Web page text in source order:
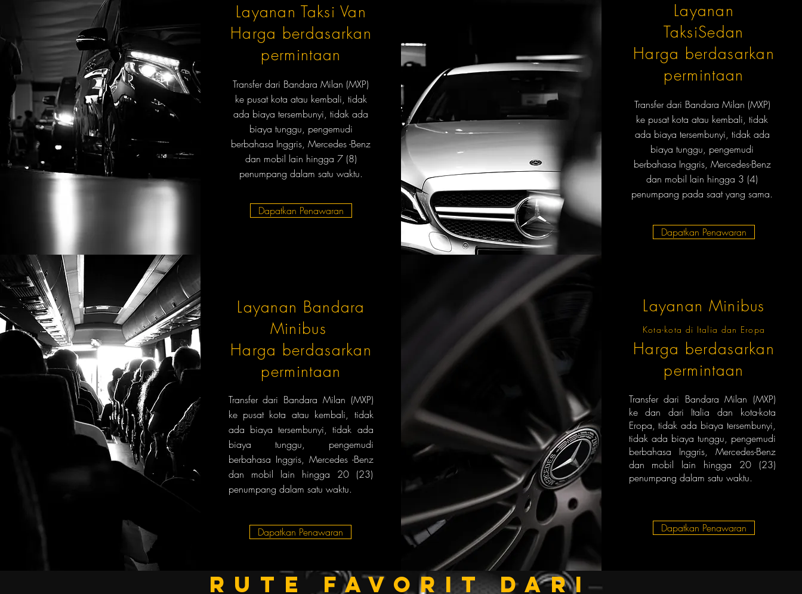
Layanan Taksi Van
Harga berdasarkan
permintaan
Transfer dari Bandara Milan (MXP)
ke pusat kota atau kembali, tidak
ada biaya tersembunyi, tidak ada
biaya tunggu, pengemudi
berbahasa Inggris, Mercedes -Benz
dan mobil lain hingga 7 (8)
penumpang dalam satu waktu.
Dapatkan Penawaran
Layanan
TaksiSedan
Harga berdasarkan
permintaan
Transfer dari Bandara Milan (MXP)
ke pusat kota atau kembali, tidak
ada biaya tersembunyi, tidak ada
biaya tunggu, pengemudi
berbahasa Inggris, Mercedes-Benz
dan mobil lain hingga 3 (4)
penumpang pada saat yang sama.
Dapatkan Penawaran
Layanan Bandara
Minibus
Harga berdasarkan
permintaan
Transfer dari Bandara Milan (MXP)
ke pusat kota atau kembali, tidak
ada biaya tersembunyi, tidak ada
biaya tunggu, pengemudi
berbahasa Inggris, Mercedes -Benz
dan mobil lain hingga 20 (23)
penumpang dalam satu waktu.
Dapatkan Penawaran
Layanan Minibus
Kota-kota di Italia dan Eropa
Harga berdasarkan
permintaan
Transfer dari Bandara Milan (MXP)
ke dan dari Italia dan kota-kota
Eropa, tidak ada biaya tersembunyi,
tidak ada biaya tunggu, pengemudi
berbahasa Inggris, Mercedes-Benz
dan mobil lain hingga 20 (23)
penumpang dalam satu waktu.
Dapatkan Penawaran
Rute favorit dari